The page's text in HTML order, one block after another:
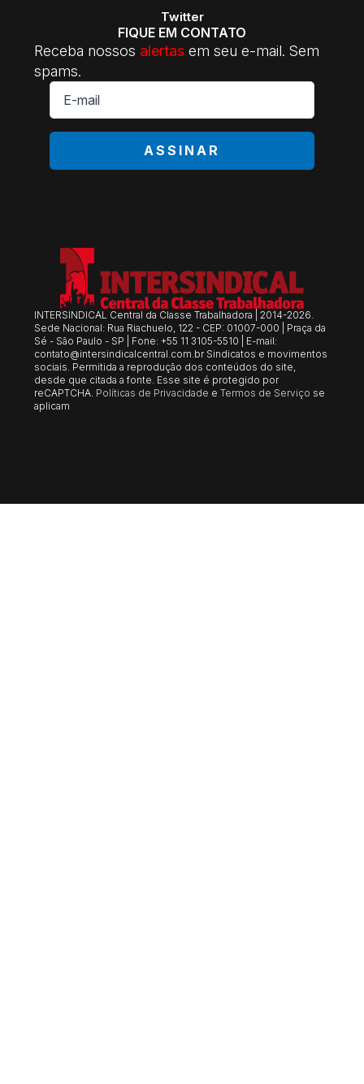
Twitter
FIQUE EM CONTATO
Receba nossos alertas em seu e-mail. Sem
spams.
E-
mail
ASSINAR
INTERSINDICAL Central da Classe Trabalhadora | 2014-2026.
Sede Nacional: Rua Riachuelo, 122 - CEP: 01007-000 | Praça da
Sé - São Paulo - SP | Fone: +55 11 3105-5510 | E-mail:
contato@intersindicalcentral.com.br Sindicatos e movimentos
sociais. Permitida a reprodução dos conteúdos do site,
desde que citada a fonte. Esse site é protegido por
reCAPTCHA. Políticas de Privacidade eTermos de Serviço se
aplicam